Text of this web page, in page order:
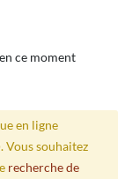
ce moment
en ligne
Vous souhaitez
recherche de